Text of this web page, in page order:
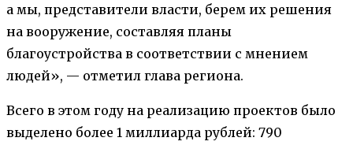
а мы, представители власти, берем их решения
на вооружение, составляя планы
благоустройства в соответствии с мнением
людей», — отметил глава региона.
Всего в этом году на реализацию проектов было
выделено более 1 миллиарда рублей: 790